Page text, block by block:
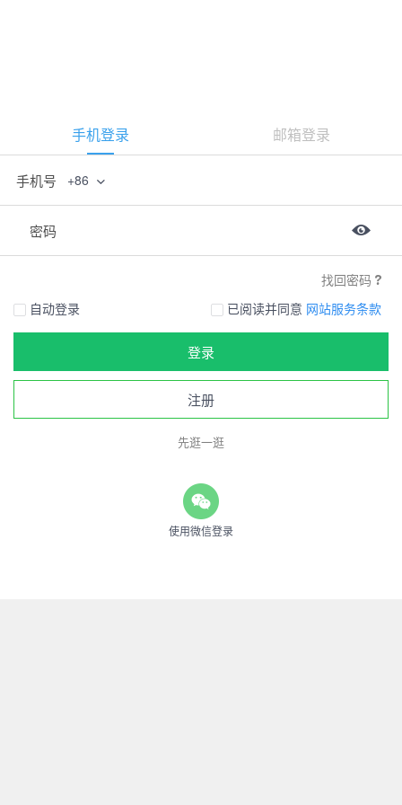
手机登录 邮箱登录
手机号 +86
密码
找回密码
自动登录
已阅读并同意 网站服务条款
登录
注册
先逛一逛
使用微信登录